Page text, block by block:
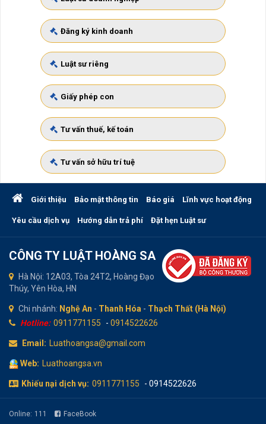
Đăng ký kinh doanh
Luật sư riêng
Giấy phép con
Tư vấn thuế, kế toán
Tư vấn sở hữu trí tuệ
Giới thiệu Bảo mật thông tin Báo giá Lĩnh vực hoạt động
Yêu cầu dịch vụ Hướng dẫn trả phí Đặt hẹn Luật sư
CÔNG TY LUẬT HOÀNG SA
Hà Nội: 12A03, Tòa 24T2, Hoàng Đạo
Thúy, Yên Hòa, HN
Chi nhánh: Nghệ An - Thanh Hóa - Thạch Thất (Hà Nội)
Hotline: 0911771155 - 0914522626
Email: Luathoangsa@gmail.com
Web: Luathoangsa.vn
Khiếu nại dịch vụ: 0911771155 - 0914522626
Online: 111 FaceBook